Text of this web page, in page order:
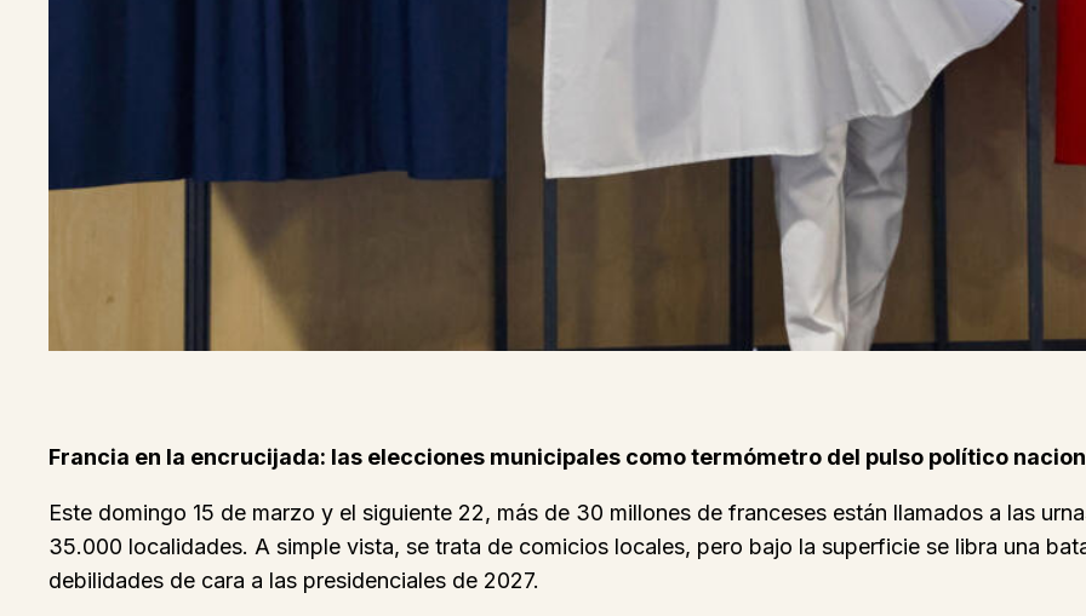
Francia en la encrucijada: las elecciones municipales como termómetro del pulso político
Este domingo 15 de marzo y el siguiente 22, más de 30 millones de franceses están llamados a las
35.000 localidades. A simple vista, se trata de comicios locales, pero bajo la superficie se libra una
debilidades de cara a las presidenciales de 2027.